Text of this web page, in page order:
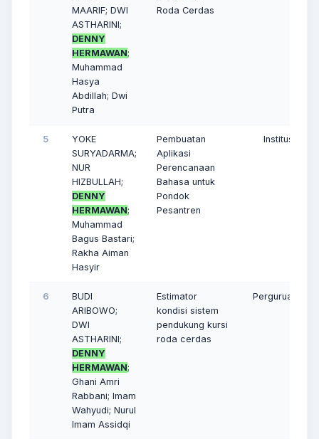
MAARIF; DWI
ASTHARINI;
DENNY
HERMAWAN;
Muhammad
Hasya
Abdillah; Dwi
Putra
Roda Cerdas
5
YOKE
SURYADARMA;
NUR
HIZBULLAH;
DENNY
HERMAWAN;
Muhammad
Bagus Bastari;
Rakha Aiman
Hasyir
Pembuatan
Aplikasi
Perencanaan
Bahasa untuk
Pondok
Pesantren
Institusi Lain
6
BUDI
ARIBOWO;
DWI
ASTHARINI;
DENNY
HERMAWAN;
Ghani Amri
Rabbani; Imam
Wahyudi; Nurul
Imam Assidqi
Estimator
kondisi sistem
pendukung kursi
roda cerdas
Perguruan